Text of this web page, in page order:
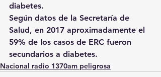
diabetes.
Según datos de la Secretaría de
Salud, en 2017 aproximadamente el
59% de los casos de ERC fueron
secundarios a diabetes.
Nacional radio 1370am peligrosa